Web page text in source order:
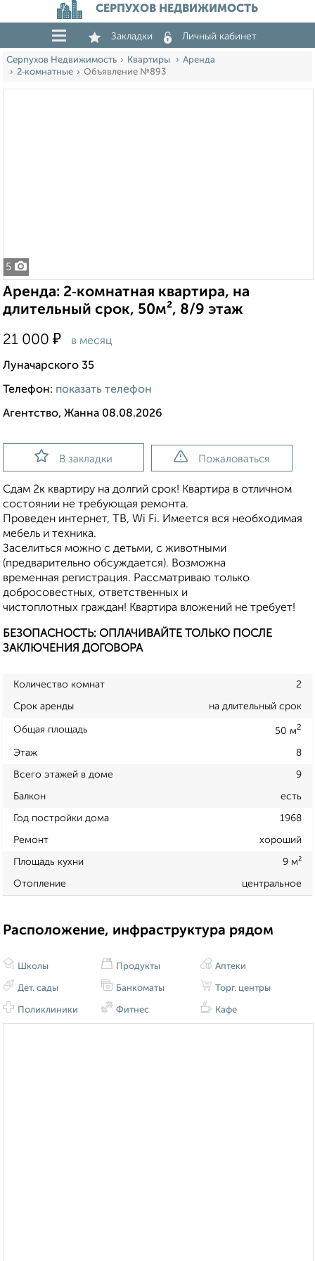
СЕРПУХОВ НЕДВИЖИМОСТЬ
Закладки Личный кабинет
Серпухов Недвижимость Квартиры
Аренда
2‑комнатные
Объявление №893
5
Аренда: 2‑комнатная квартира, на
длительный срок, 50м², 8/9 этаж
21 000 ₽ в месяц
Луначарского 35
Телефон: показать телефон
Агентство, Жанна 08.08.2026
В закладки Пожаловаться
Сдам 2к квартиру на долгий срок! Квартира в отличном
состоянии не требующая ремонта.
Проведен интернет, ТВ, Wi Fi. Имеется вся необходимая
мебель и техника.
Заселиться можно с детьми, с животными
(предварительно обсуждается). Возможна
временная регистрация. Рассматриваю только
добросовестных, ответственных и
чистоплотных граждан! Квартира вложений не требует!
БЕЗОПАСНОСТЬ: ОПЛАЧИВАЙТЕ ТОЛЬКО ПОСЛЕ
ЗАКЛЮЧЕНИЯ ДОГОВОРА
Количество комнат 2
Срок аренды на длительный срок
Общая площадь 50 м2
Этаж 8
Всего этажей в доме 9
Балкон есть
Год постройки дома 1968
Ремонт хороший
Площадь кухни 9 м²
Отопление центральное
Расположение, инфраструктура рядом
Школы
Дет. сады
Поликлиники
Продукты
Банкоматы
Фитнес
Аптеки
Торг. центры
Кафе